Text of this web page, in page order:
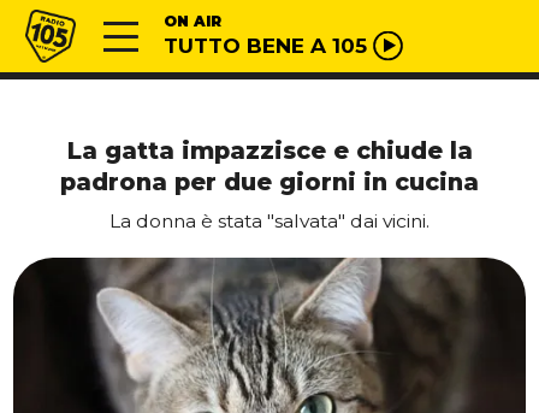
Vai al contenuto
Radio 105 ON AIR
TUTTO BENE A 105
La gatta impazzisce e chiude la
padrona per due giorni in cucina
La donna è stata "salvata" dai vicini.